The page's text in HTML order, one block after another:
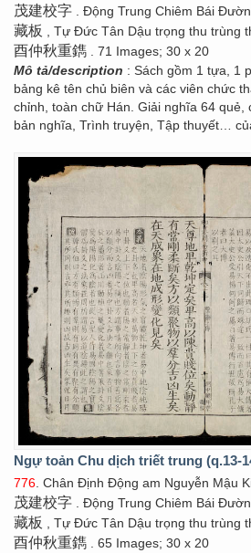
茂建校字 . Động Trung Chiêm Bái
藏板 , Tự Đức Tân Dậu trọng thu trùng
酉仲秋重鐫 . 71 Images; 30 x 20
Mô tả/description : Sách gồm 1 tựa, 1
bảng kê tên chủ biên và các viên chức
chỉnh, toàn chữ Hán. Giải nghĩa 64 quẻ,
bản nghĩa, Trình truyện, Tập thuyết…
Ngự toản Chu dịch triết trung (q.13-
776 . Chân Định Động am Nguyễn Mậu
茂建校字 . Động Trung Chiêm Bái
藏板
, Tự Đức Tân Dậu trọng thu trùng
酉仲秋重鐫 . 65 Images; 30 x 20